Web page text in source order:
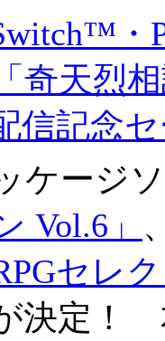
奇天烈
記念セ
ケージ
Vol.6」
セレ
決定！